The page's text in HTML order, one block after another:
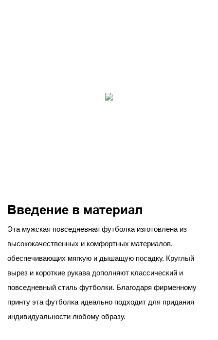
Введение в материал
Эта мужская повседневная футболка изготовлена ​​из
высококачественных и комфортных материалов,
обеспечивающих мягкую и дышащую посадку. Круглый
вырез и короткие рукава дополняют классический и
повседневный стиль футболки. Благодаря фирменному
принту эта футболка идеально подходит для придания
индивидуальности любому образу.